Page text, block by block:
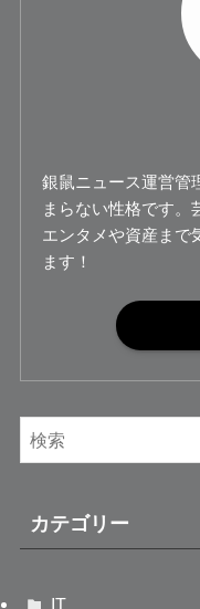
銀鼠ニュース運営管
まらない性格です。
エンタメや資産まで
ます！
カテゴリー
IT